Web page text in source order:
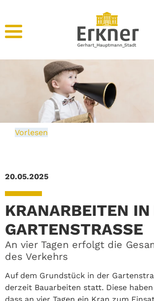
Vorlesen
20.05.2025
KRANARBEITEN IN
GARTENSTRASSE
An vier Tagen erfolgt die
des Verkehrs
Auf dem Grundstück in der
derzeit Bauarbeiten statt. Diese